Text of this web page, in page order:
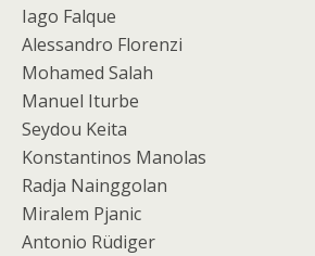
Iago Falque
Alessandro Florenzi
Mohamed Salah
Manuel Iturbe
Seydou Keita
Konstantinos Manolas
Radja Nainggolan
Miralem Pjanic
Antonio Rüdiger